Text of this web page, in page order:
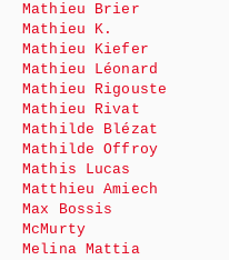
Mathieu Brier
Mathieu K.
Mathieu Kiefer
Mathieu Léonard
Mathieu Rigouste
Mathieu Rivat
Mathilde Blézat
Mathilde Offroy
Mathis Lucas
Matthieu Amiech
Max Bossis
McMurty
Melina Mattia